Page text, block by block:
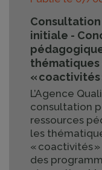
Consultation
initiale -
thématiques
« coactivités
L’Agence
consultation
ressources
les
« coactivités
des